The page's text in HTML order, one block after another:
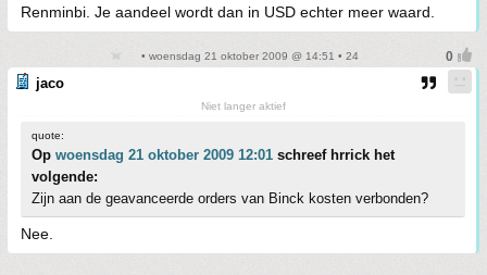
Renminbi. Je aandeel wordt dan in USD echter meer waard.
• woensdag 21 oktober 2009 @ 14:51 • 24
jaco
Niet langer aktief
quote:
Op woensdag 21 oktober 2009 12:01 schreef hrrick het
volgende:
Zijn aan de geavanceerde orders van Binck kosten verbonden?
Nee.